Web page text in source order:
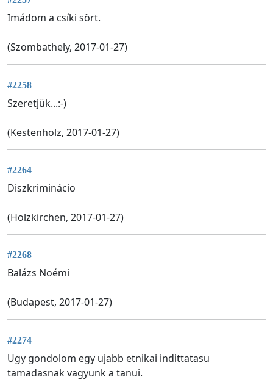
Imádom a csíki sört.
(Szombathely, 2017-01-27)
#2258
Szeretjük...:-)
(Kestenholz, 2017-01-27)
#2264
Diszkriminácio
(Holzkirchen, 2017-01-27)
#2268
Balázs Noémi
(Budapest, 2017-01-27)
#2274
Ugy gondolom egy ujabb etnikai indittatasu
tamadasnak vagyunk a tanui.